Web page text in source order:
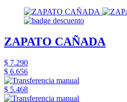
ZAPATO CAÑADA
$ 7.290
$ 6.656
$ 5.468